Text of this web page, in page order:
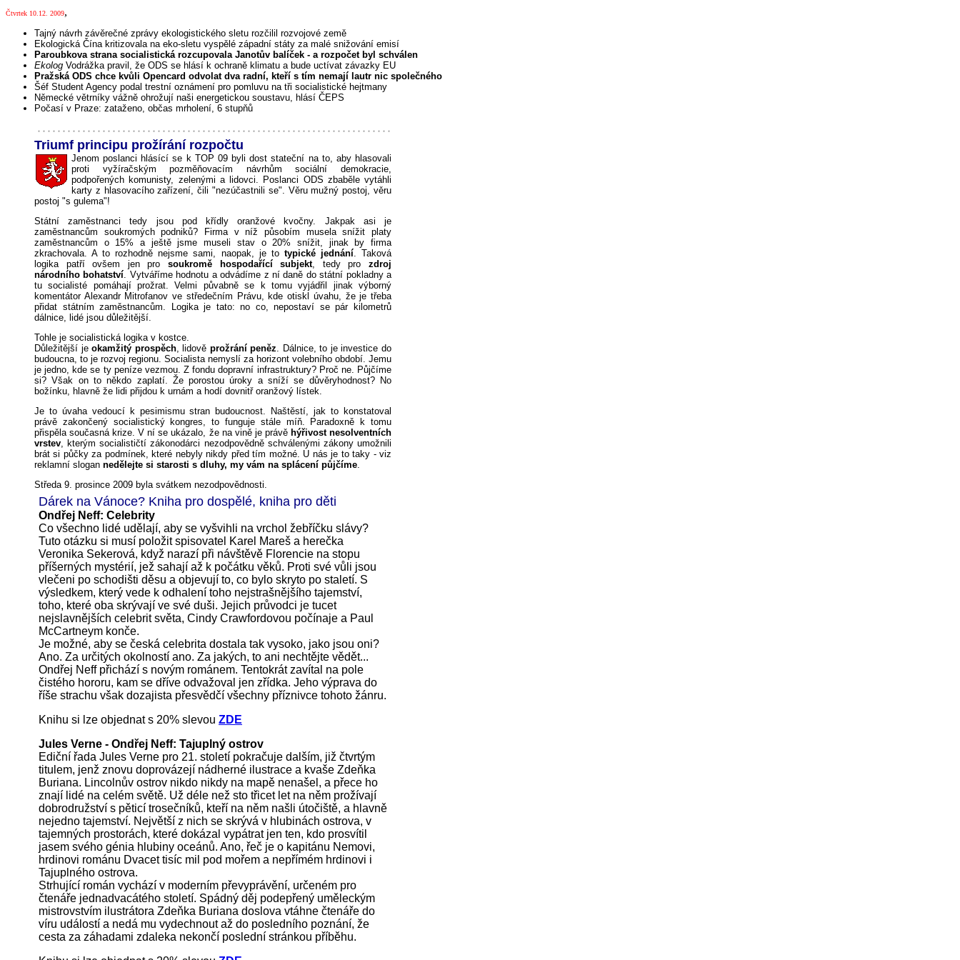
Čtvrtek 10.12. 2009,
Tajný návrh závěrečné zprávy ekologistického sletu rozčilil rozvojové země
Ekologická Čína kritizovala na eko-sletu vyspělé západní státy za malé snižování emisí
Paroubkova strana socialistická rozcupovala Janotův balíček - a rozpočet byl schválen
Ekolog Vodrážka pravil, že ODS se hlásí k ochraně klimatu a bude uctívat závazky EU
Pražská ODS chce kvůli Opencard odvolat dva radní, kteří s tím nemají lautr nic společného
Šéf Student Agency podal trestní oznámení pro pomluvu na tři socialistické hejtmany
Německé větrníky vážně ohrožují naši energetickou soustavu, hlásí ČEPS
Počasí v Praze: zataženo, občas mrholení, 6 stupňů
Triumf principu prožírání rozpočtu
Jenom poslanci hlásící se k TOP 09 byli dost stateční na to, aby hlasovali
proti vyžíračským pozměňovacím návrhům sociální demokracie,
podpořených komunisty, zelenými a lidovci. Poslanci ODS zbaběle vytáhli
karty z hlasovacího zařízení, čili "nezúčastnili se". Věru mužný postoj, věru
postoj "s gulema"!
Státní zaměstnanci tedy jsou pod křídly oranžové kvočny. Jakpak asi je
zaměstnancům soukromých podniků? Firma v níž působím musela snížit platy
zaměstnancům o 15% a ještě jsme museli stav o 20% snížit, jinak by firma
zkrachovala. A to rozhodně nejsme sami, naopak, je to typické jednání. Taková
logika patří ovšem jen pro soukromě hospodařící subjekt, tedy prozdroj
národního bohatství. Vytváříme hodnotu a odvádíme z ní daně do státní pokladny a
tu socialisté pomáhají prožrat. Velmi půvabně se k tomu vyjádřil jinak výborný
komentátor Alexandr Mitrofanov ve středečním Právu, kde otiskl úvahu, že je třeba
přidat státním zaměstnancům. Logika je tato: no co, nepostaví se pár kilometrů
dálnice, lidé jsou důležitější.
Tohle je socialistická logika v kostce.
Důležitější jeokamžitý prospěch, lidově prožrání peněz. Dálnice, to je investice do
budoucna, to je rozvoj regionu. Socialista nemyslí za horizont volebního období. Jemu
je jedno, kde se ty peníze vezmou. Z fondu dopravní infrastruktury? Proč ne. Půjčíme
si? Však on to někdo zaplatí. Že porostou úroky a sníží se důvěryhodnost? No
božínku, hlavně že lidi přijdou k urnám a hodí dovnitř oranžový lístek.
Je to úvaha vedoucí k pesimismu stran budoucnost. Naštěstí, jak to konstatoval
právě zakončený socialistický kongres, to funguje stále míň. Paradoxně k tomu
přispěla současná krize. V ní se ukázalo, že na vině je právě hýřivost nesolventních
vrstev, kterým socialističtí zákonodárci nezodpovědně schválenými zákony umožnili
brát si půčky za podmínek, které nebyly nikdy před tím možné. U nás je to taky - viz
reklamní slogan nedělejte si starosti s dluhy, my vám na splácení půjčíme.
Středa 9. prosince 2009 byla svátkem nezodpovědnosti.
Dárek na Vánoce? Kniha pro dospělé, kniha pro děti
Ondřej Neff: Celebrity
Co všechno lidé udělají, aby se vyšvihli na vrchol žebříčku slávy?
Tuto otázku si musí položit spisovatel Karel Mareš a herečka
Veronika Sekerová, když narazí při návštěvě Florencie na stopu
příšerných mystérií, jež sahají až k počátku věků. Proti své vůli jsou
vlečeni po schodišti děsu a objevují to, co bylo skryto po staletí. S
výsledkem, který vede k odhalení toho nejstrašnějšího tajemství,
toho, které oba skrývají ve své duši. Jejich průvodci je tucet
nejslavnějších celebrit světa, Cindy Crawfordovou počínaje a Paul
McCartneym konče.
Je možné, aby se česká celebrita dostala tak vysoko, jako jsou oni?
Ano. Za určitých okolností ano. Za jakých, to ani nechtějte vědět...
Ondřej Neff přichází s novým románem. Tentokrát zavítal na pole
čistého hororu, kam se dříve odvažoval jen zřídka. Jeho výprava do
říše strachu však dozajista přesvědčí všechny příznivce tohoto žánru.
Knihu si lze objednat s 20% slevou ZDE
Jules Verne - Ondřej Neff: Tajuplný ostrov
Ediční řada Jules Verne pro 21. století pokračuje dalším, již čtvrtým
titulem, jenž znovu doprovázejí nádherné ilustrace a kvaše Zdeňka
Buriana. Lincolnův ostrov nikdo nikdy na mapě nenašel, a přece ho
znají lidé na celém světě. Už déle než sto třicet let na něm prožívají
dobrodružství s pěticí trosečníků, kteří na něm našli útočiště, a hlavně
nejedno tajemství. Největší z nich se skrývá v hlubinách ostrova, v
tajemných prostorách, které dokázal vypátrat jen ten, kdo prosvítil
jasem svého génia hlubiny oceánů. Ano, řeč je o kapitánu Nemovi,
hrdinovi románu Dvacet tisíc mil pod mořem a nepřímém hrdinovi i
Tajuplného ostrova.
Strhující román vychází v moderním převyprávění, určeném pro
čtenáře jednadvacátého století. Spádný děj podepřený uměleckým
mistrovstvím ilustrátora Zdeňka Buriana doslova vtáhne čtenáře do
víru událostí a nedá mu vydechnout až do posledního poznání, že
cesta za záhadami zdaleka nekončí poslední stránkou příběhu.